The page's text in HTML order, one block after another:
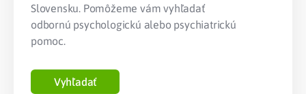
Slovensku. Pomôžeme vám vyhľadať
odbornú psychologickú alebo psychiatrickú
pomoc.
Vyhľadať